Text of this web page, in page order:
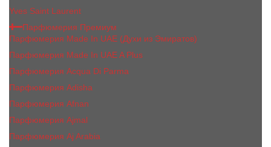
Yves Saint Laurent
Парфюмерия Премиум
Парфюмерия Made In UAE (Духи из Эмиратов)
Парфюмерия Made In UAE A Plus
Парфюмерия Acqua Di Parma
Парфюмерия Adisha
Парфюмерия Afnan
Парфюмерия Ajmal
Парфюмерия Aj Arabia